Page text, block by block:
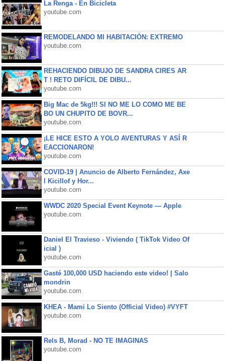
La Renga - En Bicicleta
youtube.com
REMODELANDO MI HABITACIÓN: EXTREMO
youtube.com
REHACIENDO DIBUJO DE SANDRA CIRES AR
T ! RETO DIFÍCIL DE DIBU...
youtube.com
Big Mac de 5kg!!! SI NO ME LO COMO ME BE
BO UN CHUPITO DE BOVR...
youtube.com
¡LE HICE ESTO A YOLO AVENTURAS Y ASÍ R
EACCIONARON!
youtube.com
COVID-19 | Anuncio de Alberto Fernández, Axe
l Kicillof y Hor...
youtube.com
WWDC 2020 Special Event Keynote — Apple
youtube.com
Daniel El Travieso - Viviendo ( TikTok Video Of
icial )
youtube.com
Gasté 100,000 USD haciendo este video! | Salo
mondrin
youtube.com
KHEA - Mami Lo Siento (Official Video) #VYFT
youtube.com
Rels B, Morad - NO TE IMAGINAS
youtube.com